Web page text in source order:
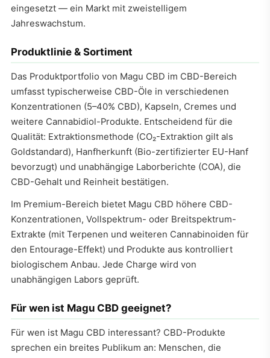
eingesetzt — ein Markt mit zweistelligem
Jahreswachstum.
Produktlinie & Sortiment
Das Produktportfolio von Magu CBD im CBD-Bereich
umfasst typischerweise CBD-Öle in verschiedenen
Konzentrationen (5–40% CBD), Kapseln, Cremes und
weitere Cannabidiol-Produkte. Entscheidend für die
Qualität: Extraktionsmethode (CO₂-Extraktion gilt als
Goldstandard), Hanfherkunft (Bio-zertifizierter EU-Hanf
bevorzugt) und unabhängige Laborberichte (COA), die
CBD-Gehalt und Reinheit bestätigen.
Im Premium-Bereich bietet Magu CBD höhere CBD-
Konzentrationen, Vollspektrum- oder Breitspektrum-
Extrakte (mit Terpenen und weiteren Cannabinoiden für
den Entourage-Effekt) und Produkte aus kontrolliert
biologischem Anbau. Jede Charge wird von
unabhängigen Labors geprüft.
Für wen ist Magu CBD geeignet?
Für wen ist Magu CBD interessant? CBD-Produkte
sprechen ein breites Publikum an: Menschen, die